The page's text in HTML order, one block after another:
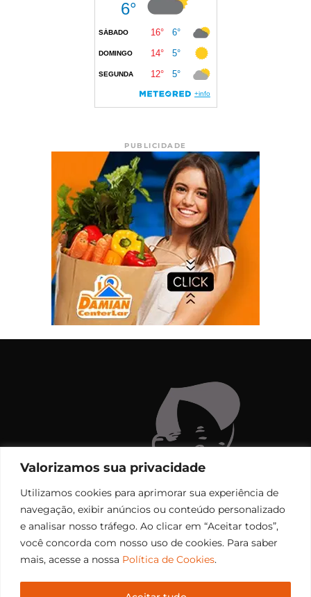
Valorizamos sua privacidade
Utilizamos cookies para aprimorar sua experiência de
navegação, exibir anúncios ou conteúdo personalizado
e analisar nosso tráfego. Ao clicar em “Aceitar todos”,
você concorda com nosso uso de cookies. Para saber
mais, acesse a nossa Política de Cookies.
PUBLICIDADE